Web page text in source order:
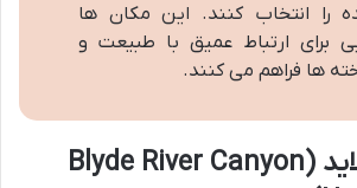
را انتخاب کنند. این مکان ها
برای ارتباط عمیق با طبیعت و
ها فراهم می کنند.
دره رودخانه بلاید (Blyde River Canyon